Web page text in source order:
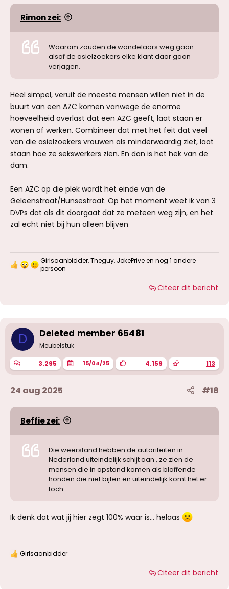
Rimon zei:
Waarom zouden de wandelaars weg gaan
alsof de asielzoekers elke klant daar gaan
verjagen.
Heel simpel, veruit de meeste mensen willen niet in de
buurt van een AZC komen vanwege de enorme
hoeveelheid overlast dat een AZC geeft, laat staan er
wonen of werken. Combineer dat met het feit dat veel
van die asielzoekers vrouwen als minderwaardig ziet, laat
staan hoe ze sekswerkers zien. En dan is het hek van de
dam.
Een AZC op die plek wordt het einde van de
Geleenstraat/Hunsestraat. Op het moment weet ik van 3
DVPs dat als dit doorgaat dat ze meteen weg zijn, en het
zal echt niet bij hun alleen blijven
W
n
g
n
:
Girlsaanbidder,Theguy, JokePriveen nog 1 andere
persoon
Citeer dit bericht
D Deleted member 65481
Meubelstuk
3.295 15/04/25 4.159 113
24 aug 2025 #18
Beffie zei:
Die weerstand hebben de autoriteiten in
Nederland uiteindelijk schijt aan , ze zien de
mensen die in opstand komen als blaffende
honden die niet bijten en uiteindelijk komt het er
toch.
Ik denk dat wat jij hier zegt 100% waar is… helaas
W Girlsaanbidder
Citeer dit bericht